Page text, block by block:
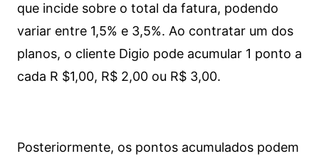
que incide sobre o total da fatura, podendo
variar entre 1,5% e 3,5%. Ao contratar um dos
planos, o cliente Digio pode acumular 1 ponto a
cada R $1,00, R$ 2,00 ou R$ 3,00.
Posteriormente, os pontos acumulados podem